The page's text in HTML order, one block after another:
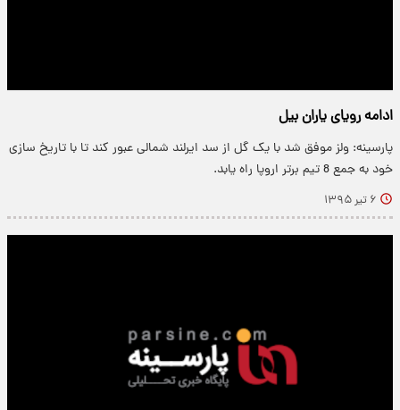
ادامه رويای ياران بيل
پارسینه: ولز موفق شد با یک گل از سد ایرلند شمالی عبور کند تا با تاریخ سازی
خود به جمع 8 تیم برتر اروپا راه یابد.
۶ تیر ۱۳۹۵